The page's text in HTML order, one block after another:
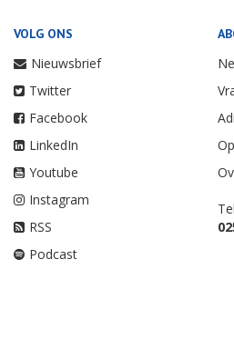
VOLG ONS
Nieuwsbrief
Twitter
Facebook
LinkedIn
Youtube
Instagram
RSS
Podcast